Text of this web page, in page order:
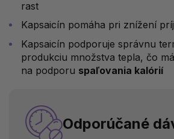
rast
Kapsaicín pomáha pri znížení
Kapsaicín podporuje správnu
produkciu množstva tepla, čo
na podporu spaľovania kalórií
Odporúčané